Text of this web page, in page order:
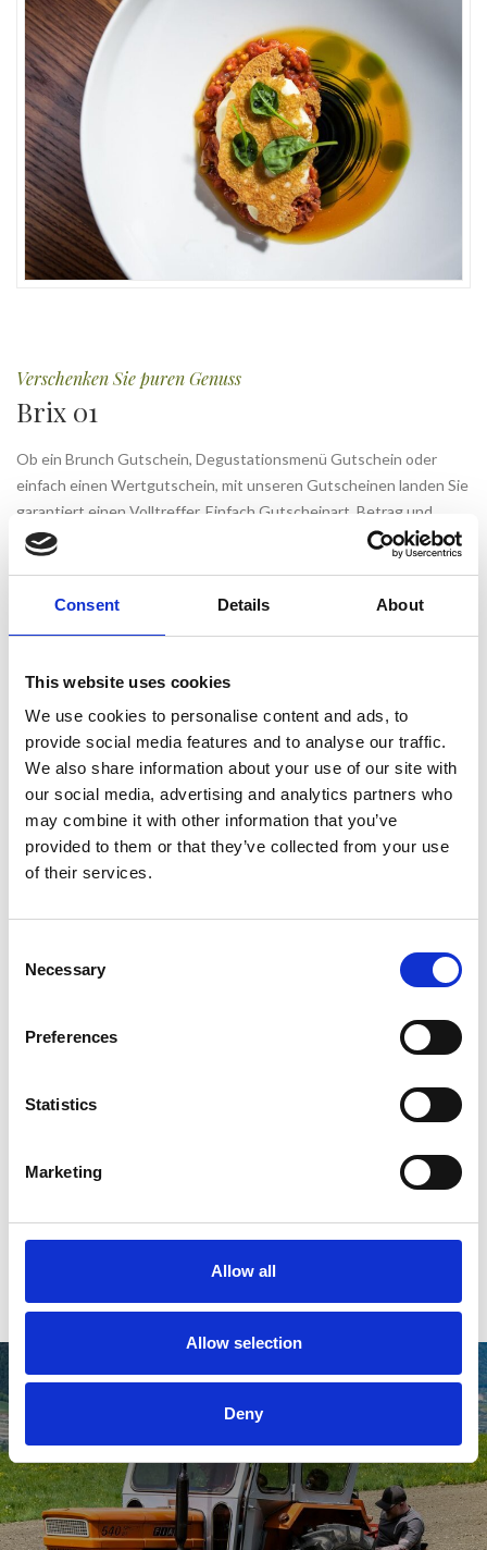
Consent Details About
This website uses cookies
We use cookies to personalise content and ads, to
provide social media features and to analyse our traffic.
We also share information about your use of our site with
our social media, advertising and analytics partners who
may combine it with other information that you’ve
provided to them or that they’ve collected from your use
of their services.
Selection
Necessary
Preferences
Statistics
Marketing
Allow all
Allow selection
Deny
Verschenken Sie puren Genuss
Brix 01
Ob ein Brunch Gutschein, Degustationsmenü Gutschein oder
einfach einen Wertgutschein, mit unseren Gutscheinen landen Sie
garantiert einen Volltreffer. Einfach Gutscheinart, Betrag und
Motiv wählen, mit einer persönlichen Botschaft versehen,
bezahlen und fertig ist das perfekte Geschenk für Ihre Liebsten.
Kaufen Sie Ihren Gutschein